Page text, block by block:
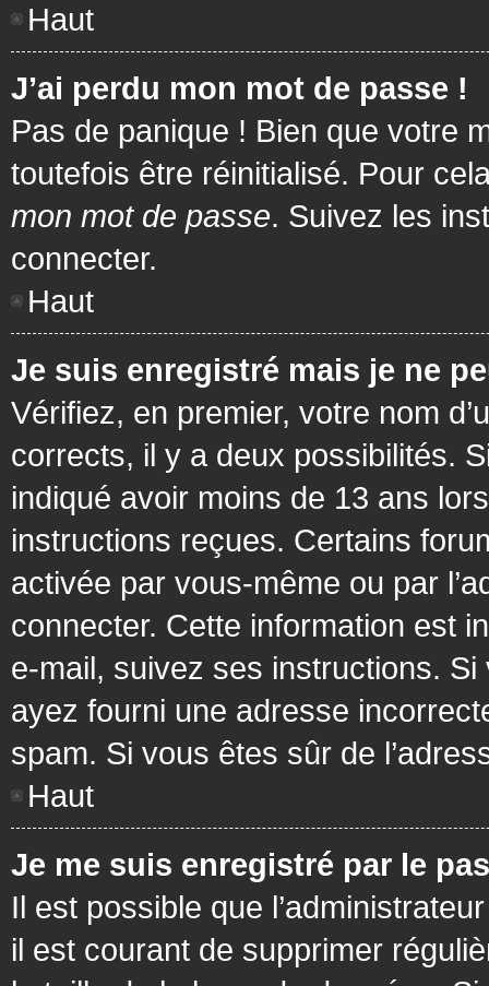
Haut
J’ai perdu mon mot de passe !
Pas de panique ! Bien que votre
toutefois être réinitialisé. Pour
mon mot de passe. Suivez les
connecter.
Haut
Je suis enregistré mais je ne
Vérifiez, en premier, votre nom
corrects, il y a deux possibilités.
indiqué avoir moins de 13 ans
instructions reçues. Certains
activée par vous-même ou par
connecter. Cette information est
e-mail, suivez ses instructions. Si
ayez fourni une adresse
spam. Si vous êtes sûr de
Haut
Je me suis enregistré par le
Il est possible que
il est courant de supprimer